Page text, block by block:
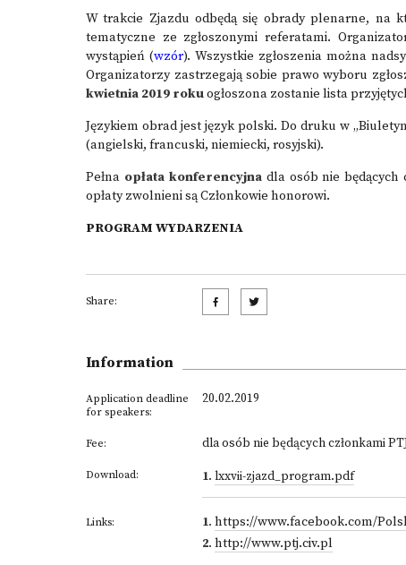
W trakcie Zjazdu odbędą się obrady plenarne, na
tematyczne ze zgłoszonymi referatami.
wystąpień (wzór). Wszystkie zgłoszenia można
Organizatorzy zastrzegają sobie prawo wyboru
kwietnia 2019 rokuogłoszona zostanie lista
Językiem obrad jest język polski. Do druku w
(angielski, francuski, niemiecki, rosyjski).
Pełna opłata konferencyjna dla osób nie będących
opłaty zwolnieni są Członkowie honorowi.
PROGRAM WYDARZENIA
Share:
Information
Application deadline
for speakers:
20.02.2019
Fee: dla osób nie będących członkami
Download: 1. lxxvii-zjazd_program.pdf
Links: 1. https://www.facebook.com/
2. http://www.ptj.civ.pl